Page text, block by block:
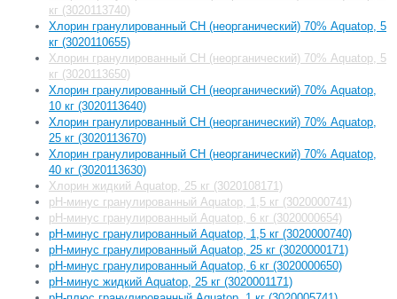
кг (3020113740)
Хлорин гранулированный СН (неорганический) 70% Aquatop, 5
кг (3020110655)
Хлорин гранулированный СН (неорганический) 70% Aquatop, 5
кг (3020113650)
Хлорин гранулированный СН (неорганический) 70% Aquatop,
10 кг (3020113640)
Хлорин гранулированный СН (неорганический) 70% Aquatop,
25 кг (3020113670)
Хлорин гранулированный СН (неорганический) 70% Aquatop,
40 кг (3020113630)
Хлорин жидкий Aquatop, 25 кг (3020108171)
рН-минус гранулированный Aquatop, 1,5 кг (3020000741)
рН-минус гранулированный Aquatop, 6 кг (3020000654)
рН-минус гранулированный Aquatop, 1,5 кг (3020000740)
рН-минус гранулированный Aquatop, 25 кг (3020000171)
рН-минус гранулированный Aquatop, 6 кг (3020000650)
рН-минус жидкий Aquatop, 25 кг (3020001171)